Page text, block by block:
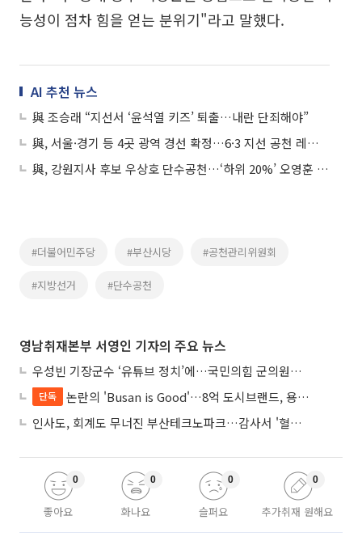
능성이 점차 힘을 얻는 분위기"라고 말했다.
AI 추천 뉴스
與 조승래 “지선서 ‘윤석열 키즈’ 퇴출…내란 단죄해야”
與, 서울·경기 등 4곳 광역 경선 확정…6·3 지선 공천 레이스 본격화
與, 강원지사 후보 우상호 단수공천…‘하위 20%’ 오영훈 이의신청 기각
#더불어민주당 #부산시당 #공천관리위원회
#지방선거 #단수공천
영남취재본부 서영인 기자의 주요 뉴스
우성빈 기장군수 ‘유튜브 정치’에…국민의힘 군의원들 집단 반발
단독
논란의 'Busan is Good'…8억 도시브랜드, 용산 대통령실 CI 업체가 수행
인사도, 회계도 무너진 부산테크노파크…감사서 '혈세 유용·인사 뒤집기' 적발
좋아요
0
화나요
0
슬퍼요
0
추가취재 원해요
0